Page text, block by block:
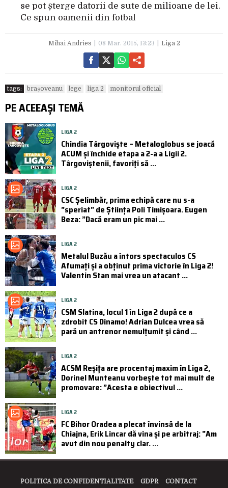
se pot șterge datorii de sute de milioane de lei.
Ce spun oamenii din fotbal
Mihai Andries 08 Mar. 2015, 13:23 Liga 2
tags: brașoveanu lege liga 2 monitorul oficial
PE ACEEAȘI TEMĂ
LIGA 2
Chindia Târgoviște – Metaloglobus se joacă
ACUM și închide etapa a 2-a a Ligii 2.
Târgoviștenii, favoriți să ...
LIGA 2
CSC Şelimbăr, prima echipă care nu s-a
”speriat” de Știința Poli Timișoara. Eugen
Beza: ”Dacă eram un pic mai ...
LIGA 2
Metalul Buzău a întors spectaculos CS
Afumați și a obținut prima victorie în Liga 2!
Valentin Stan mai vrea un atacant ...
LIGA 2
CSM Slatina, locul 1 în Liga 2 după ce a
zdrobit CS Dinamo! Adrian Dulcea vrea să
pară un antrenor nemulțumit și când ...
LIGA 2
ACSM Reșița are procentaj maxim în Liga 2,
Dorinel Munteanu vorbește tot mai mult de
promovare: ”Acesta e obiectivul ...
LIGA 2
FC Bihor Oradea a plecat învinsă de la
Chiajna, Erik Lincar dă vina și pe arbitraj: ”Am
avut din nou penalty clar. ...
POLITICA DE CONFIDENTIALITATE GDPR CONTACT